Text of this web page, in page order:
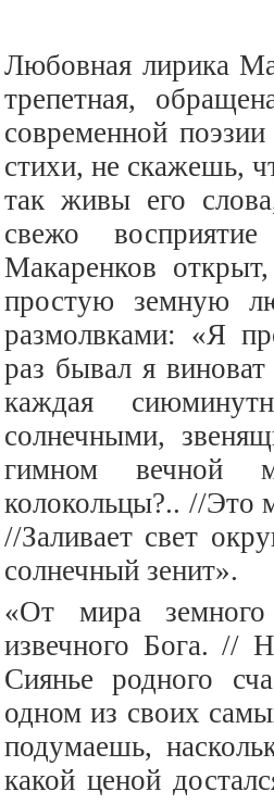
Любовная лирика
трепетная,
современной
стихи, не скажешь,
так живы его
свежо
Макаренков
простую земную
размолвками: «Я
раз бывал я
каждая
солнечными,
гимном вечной
колокольцы?.. //Это
//Заливает свет
солнечный зенит».
«От мира
извечного Бога. //
Сиянье родного
одном из своих
подумаешь,
какой ценой